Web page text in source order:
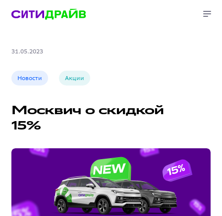
31.05.2023
Новости Акции
Москвич о скидкой
15%